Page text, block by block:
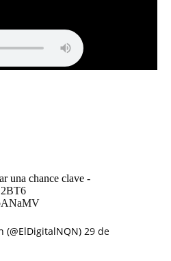
una chance clave -
29 de